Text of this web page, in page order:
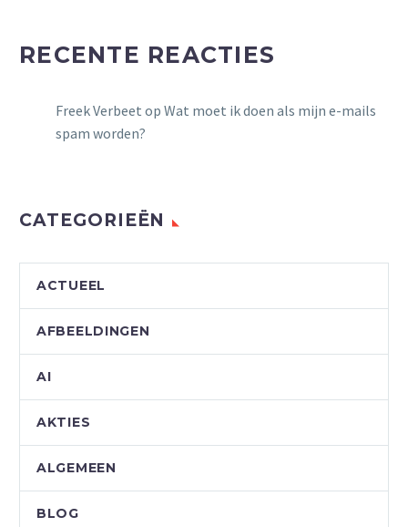
RECENTE REACTIES
Freek Verbeet op Wat moet ik doen als mijn e-mails
spam worden?
CATEGORIEËN
ACTUEEL
AFBEELDINGEN
AI
AKTIES
ALGEMEEN
BLOG